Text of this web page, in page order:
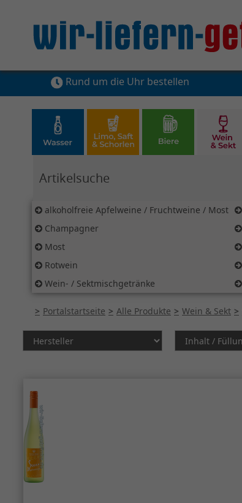
Rund um die Uhr bestellen
alkoholfreie Apfelweine / Fruchtweine / Most
Champagner
Most
Rotwein
Wein- / Sektmischgetränke
Portalstartseite Alle Produkte Wein & Sekt